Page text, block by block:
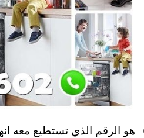
هو الرقم الذي تستطيع معه